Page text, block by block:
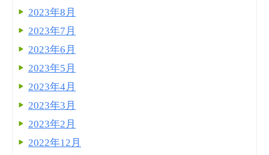
2023年8月
2023年7月
2023年6月
2023年5月
2023年4月
2023年3月
2023年2月
2022年12月